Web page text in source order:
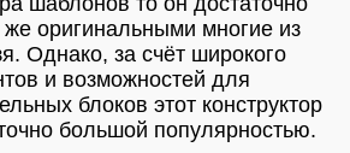
же оригинальными многие из
Однако, за счёт широкого
и возможностей для
блоков этот конструктор
большой популярностью.